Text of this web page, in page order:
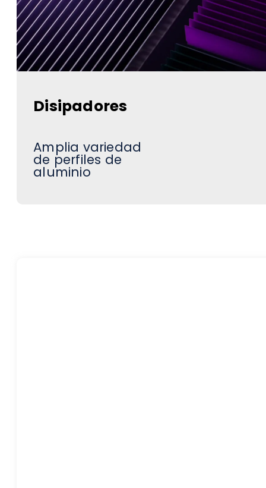
Disipadores
Amplia variedad
de perfiles de
aluminio